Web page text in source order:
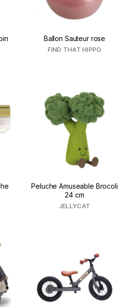
Ballon Sauteur rose
FIND THAT HIPPO
Peluche Amuseable Brocoli
24 cm
JELLYCAT